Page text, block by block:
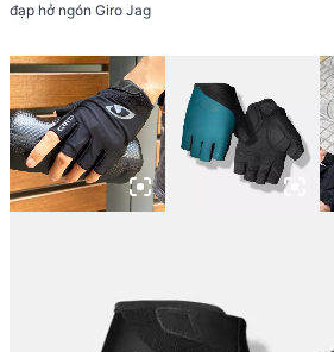
đạp hở ngón Giro Jag